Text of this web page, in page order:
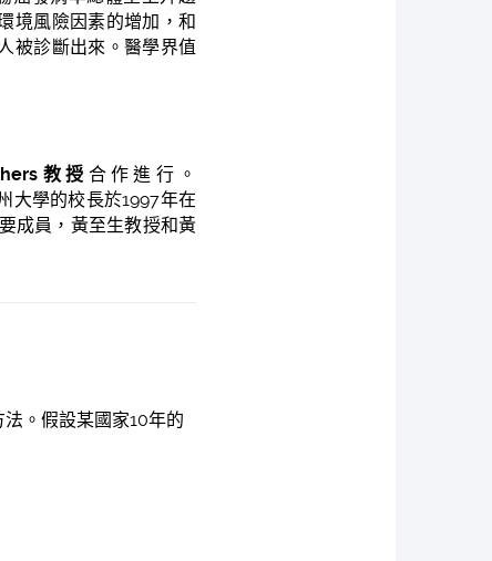
境風險因素的增加，和
被診斷出來。醫學界值
教授 合作進行。
大學的校長於1997年在
成員，黃至生教授和黃
。假設某國家10年的